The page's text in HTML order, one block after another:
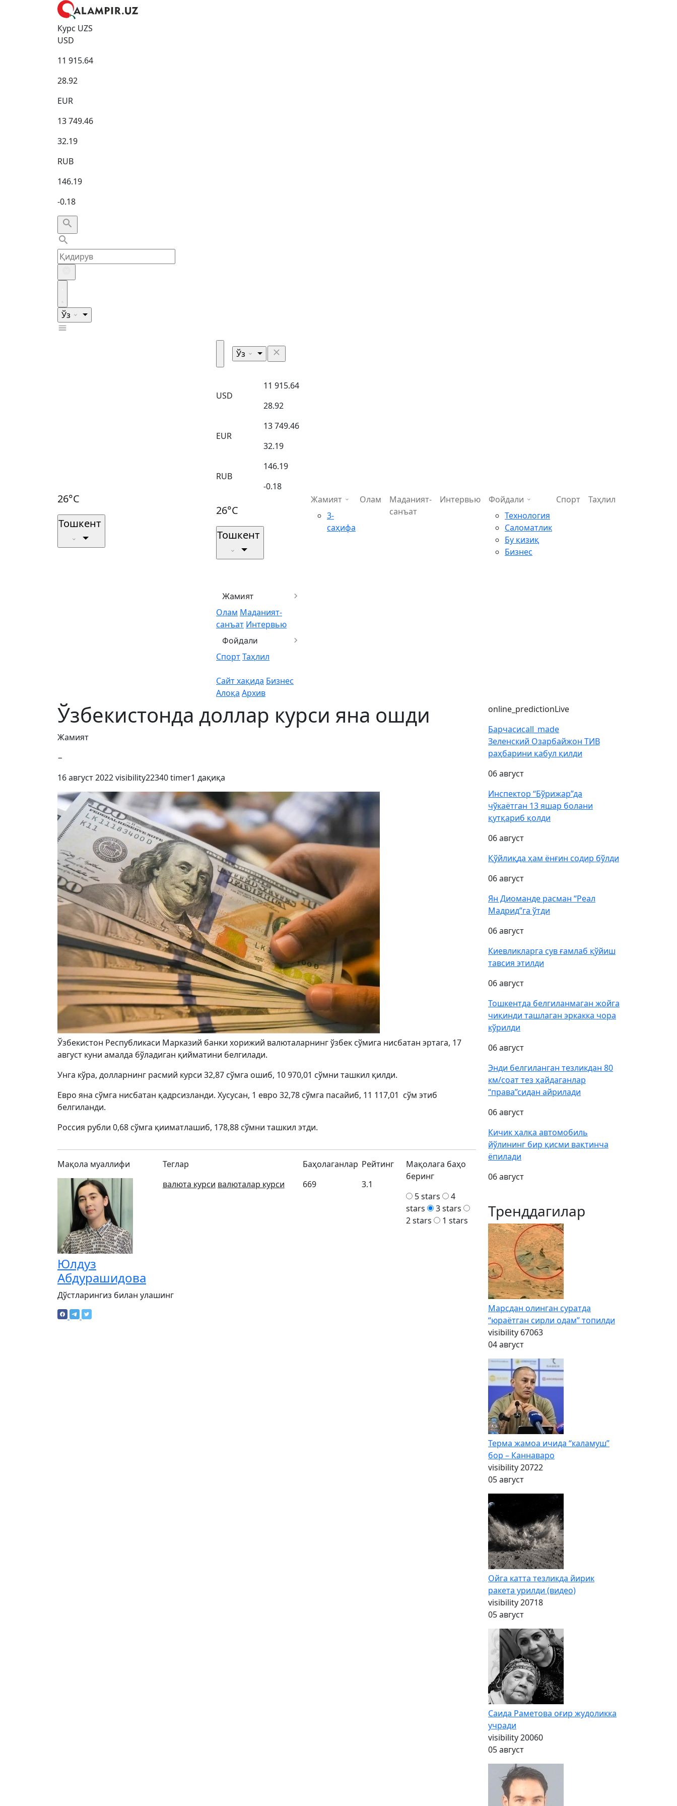
Курс UZS
USD
11 915.64
28.92
EUR
13 749.46
32.19
RUB
146.19
-0.18
Ўз
26°C
Тошкент
Ўз
USD
11 915.64
28.92
EUR
13 749.46
32.19
RUB
146.19
-0.18
26°C
Тошкент
Жамият
Олам Маданият-
санъат Интервью
Фойдали
СпортТаҳлил
Сайт хақида Бизнес
Алоқа Архив
Жамият
3-
саҳифа
Олам
Маданият-
санъат
Интервью
Фойдали
Технология
Саломатлик
Бу қизиқ
Бизнес
Спорт Таҳлил
Ўзбекистонда доллар курси яна ошди
Жамият
−
16 август 2022visibility22340timer1 дақиқа
Ўзбекистон Республикаси Марказий банки хорижий валюталарнинг ўзбек сўмига нисбатан эртага, 17
август куни амалда бўладиган қийматини белгилади.
Унга кўра, долларнинг расмий курси 32,87 сўмга ошиб, 10 970,01 сўмни ташкил қилди.
Евро яна сўмга нисбатан қадрсизланди. Хусусан, 1 евро 32,78 сўмга пасайиб, 11 117,01 сўм этиб
белгиланди.
Россия рубли 0,68 сўмга қииматлашиб, 178,88 сўмни ташкил этди.
Мақола муаллифи
Юлдуз
Абдурашидова
Теглар
валюта курси валюталар курси
Баҳолаганлар
669
Рейтинг
3.1
Мақолага баҳо
беринг
5 stars
4
stars
3 stars
2 stars
1 stars
Дўстларингиз билан улашинг
online_predictionLive
Барчасиcall_made
Зеленский Озарбайжон ТИВ
раҳбарини қабул қилди
06 август
Инспектор “Бўрижар”да
чўкаётган 13 яшар болани
қутқариб қолди
06 август
Қўйлиқда ҳам ёнғин содир бўлди
06 август
Ян Диоманде расман “Реал
Мадрид”га ўтди
06 август
Киевликларга сув ғамлаб қўйиш
тавсия этилди
06 август
Тошкентда белгиланмаган жойга
чиқинди ташлаган эркакка чора
кўрилди
06 август
Энди белгиланган тезликдан 80
км/соат тез ҳайдаганлар
“права”сидан айрилади
06 август
Кичик ҳалқа автомобиль
йўлининг бир қисми вақтинча
ёпилади
06 август
Тренддагилар
Марсдан олинган суратда
“юраётган сирли одам” топилди
visibility 67063
04 август
Терма жамоа ичида “каламуш”
бор – Каннаваро
visibility20722
05 август
Ойга катта тезликда йирик
ракета урилди (видео)
visibility20718
05 август
Саида Раметова оғир жудоликка
учради
visibility20060
05 август